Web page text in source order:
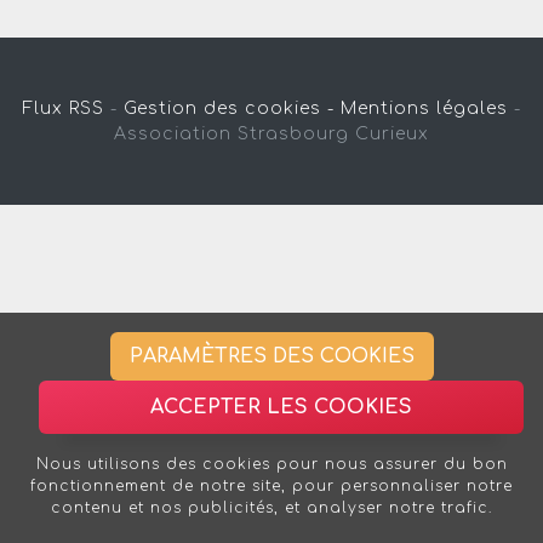
Flux RSS - Gestion des cookies - Mentions légales -
Association Strasbourg Curieux
PARAMÈTRES DES COOKIES
ACCEPTER LES COOKIES
Nous utilisons des cookies pour nous assurer du bon
fonctionnement de notre site, pour personnaliser notre
contenu et nos publicités, et analyser notre trafic.